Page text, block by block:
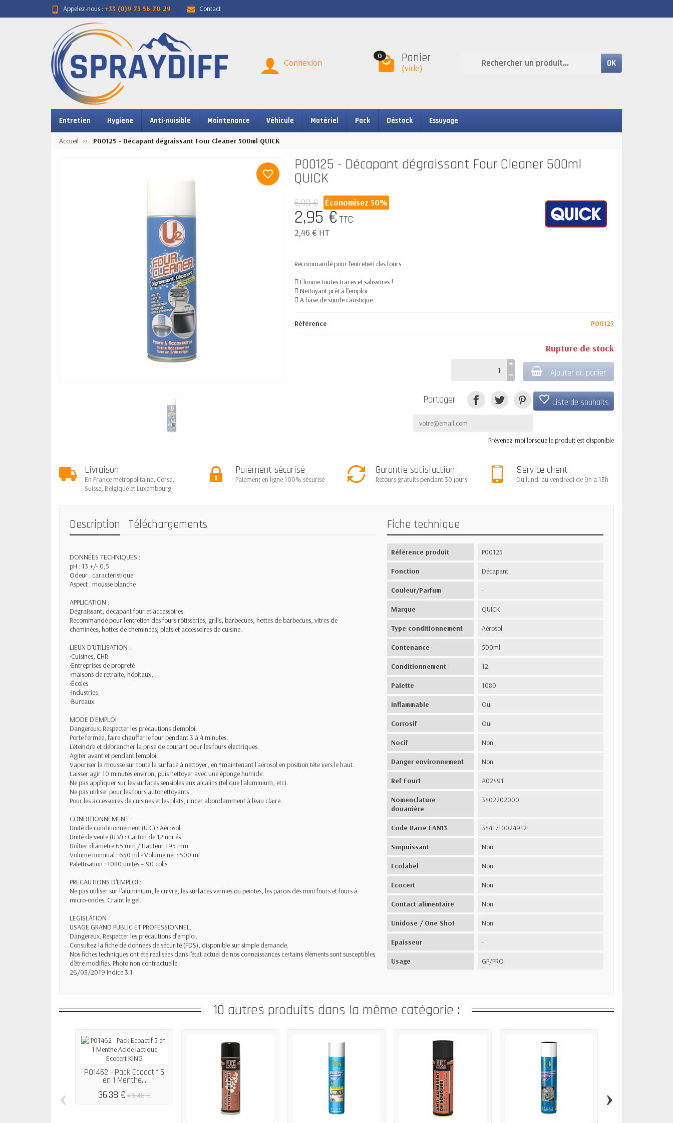
Appelez-nous : +33 (0)9 75 56 70 29 Contact
Connexion
0 Panier
(vide) OK
Entretien Hygiène Anti-nuisible Maintenance Véhicule Matériel Pack Déstock Essuyage
Accueil P00125 - Décapant dégraissant Four Cleaner 500ml QUICK
favorite_border
P00125 - Décapant dégraissant Four Cleaner 500ml
QUICK
5,90 € Économisez 50%
2,95 €TTC
2,46 € HT
Recommandé pour l'entretien des fours.
 Élimine toutes traces et salissures !
 Nettoyant prêt à l’emploi
 A base de soude caustique
Référence P00125
Rupture de stock
Ajouter au panier
favorite_border Liste de souhaits
Partager
Prévenez-moi lorsque le produit est disponible
Livraison
En France métropolitaine, Corse,
Suisse, Belgique et Luxembourg
Paiement sécurisé
Paiement en ligne 100% sécurisé
Garantie satisfaction
Retours gratuits pendant 30 jours
Service client
Du lundi au vendredi de 9h à 13h
Description Téléchargements
DONNÉES TECHNIQUES :
pH : 13 +/- 0,5
Odeur : caractéristique
Aspect : mousse blanche
APPLICATION :
Dégraissant, décapant four et accessoires.
Recommandé pour l'entretien des fours rôtisseries, grills, barbecues, hottes de barbecues, vitres de
cheminées, hottes de cheminées, plats et accessoires de cuisine.
LIEUX D’UTILISATION :
·Cuisines, CHR
·Entreprises de propreté
·maisons de retraite, hôpitaux,
·Écoles
·Industries
·Bureaux
MODE D'EMPLOI :
Dangereux. Respecter les précautions d'emploi.
Porte fermée, faire chauffer le four pendant 3 à 4 minutes.
L'éteindre et débrancher la prise de courant pour les fours électriques.
Agiter avant et pendant l'emploi.
Vaporiser la mousse sur toute la surface à nettoyer, en *maintenant l'aérosol en position tête vers le haut.
Laisser agir 10 minutes environ, puis nettoyer avec une éponge humide.
Ne pas appliquer sur les surfaces sensibles aux alcalins (tel que l'aluminium, etc).
Ne pas utiliser pour les fours autonettoyants
Pour les accessoires de cuisines et les plats, rincer abondamment à l'eau claire.
CONDITIONNEMENT :
Unité de conditionnement (U.C) : Aérosol
Unité de vente (U.V) : Carton de 12 unités
Boîtier diamètre 65 mm / Hauteur 195 mm
Volume nominal : 650 ml - Volume net : 500 ml
Palettisation : 1080 unités – 90 colis
PRECAUTIONS D'EMPLOI :
Ne pas utiliser sur l'aluminium, le cuivre, les surfaces vernies ou peintes, les parois des mini fours et fours à
micro-ondes. Craint le gel.
LEGISLATION :
USAGE GRAND PUBLIC ET PROFESSIONNEL.
Dangereux. Respecter les précautions d’emploi.
Consultez la fiche de données de sécurité (FDS), disponible sur simple demande.
Nos fiches techniques ont été réalisées dans l'état actuel de nos connaissances certains éléments sont susceptibles
d'être modifiés. Photo non contractuelle.
26/03/2019 Indice 3.1
Fiche technique
Référence produit P00125
Fonction Décapant
Couleur/Parfum -
Marque QUICK
Type conditionnement Aérosol
Contenance 500ml
Conditionnement 12
Palette 1080
Inflammable Oui
Corrosif Oui
Nocif Non
Danger environnement Non
Ref Four1 A02491
Nomenclature
douanière
3402202000
Code Barre EAN13 3441710024912
Surpuissant Non
Ecolabel Non
Ecocert Non
Contact alimentaire Non
Unidose / One Shot Non
Epaisseur -
Usage GP/PRO
10 autres produits dans la même catégorie :
P01462 - Pack Ecoactif 5
en 1 Menthe...
36,38 €45,48 €
‹ ›